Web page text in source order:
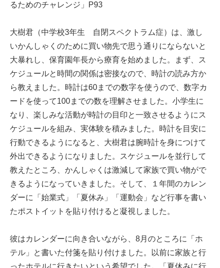
るためのチャレンジ」P93
大樹君（中学校3年生 自閉スペクトラム症）は、激し
いかんしゃくのために買い物先で思う通りにならないと
大暴れし、保育園年長から療育を始めました。まず、ス
ケジュールと時間の関係は密接なので、時計の読み方か
ら教えました。時計は60までの数字を使うので、数字カ
ードを使って100までの数を理解させました。小学生に
なり、楽しみな活動が時計の目印と一致させるようにス
ケジュールを組み、実体験を積みました。時計を目安に
行動できるようになると、大樹君は腕時計を身につけて
外出できるようになりました。スケジュールを並行して
教えたところ、かんしゃくは激減して家族で買い物がで
きるようになっていきました。そして、１年間のカレン
ダーに「始業式」「夏休み」「運動会」など行事を書い
たポストイットを貼り付けると凝視しました。
彼はカレンダーに向き合いながら、8月のところに「ホ
テル」と書いた付箋を貼り付けました。以前に家族と行